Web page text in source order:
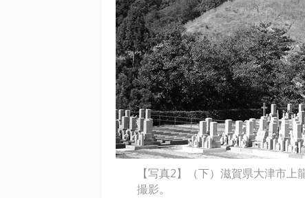
【写真2】（下）滋賀県大津市
撮影。